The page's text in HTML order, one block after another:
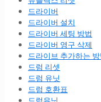
드라이버
드라이버 설치
드라이버 세팅 방법
드라이버 영구 삭제
드라이브 추가하는 방
드럼 리셋
드럼 유닛
드럼 호환표